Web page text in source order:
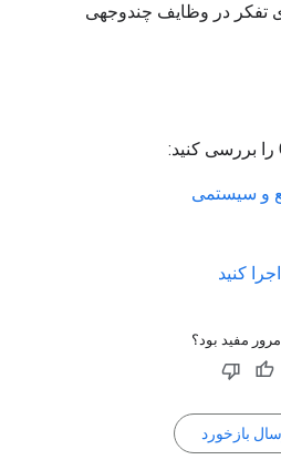
تفکر در وظایف چندوجهی
و سیستمی
مرور مفید بود؟
بازخورد